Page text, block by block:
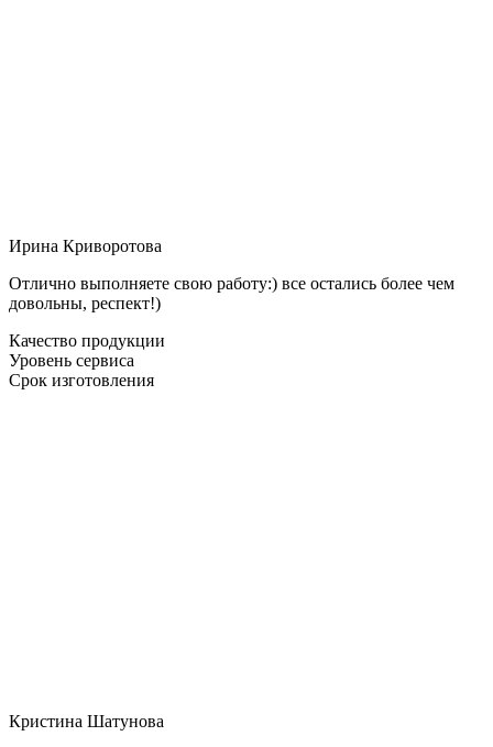
Ирина Криворотова
Отлично выполняете свою работу:) все остались более чем
довольны, респект!)
Качество продукции
Уровень сервиса
Срок изготовления
Кристина Шатунова